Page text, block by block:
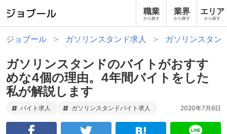
職業
から探す
業界
から探す
エリア
から探す
ジョブール ガソリンスタンド求人 ガソリンスタン
ガソリンスタンドのバイトがおすす
めな4個の理由。4年間バイトをした
私が解説します
バイト求人 ガソリンスタンドバイト求人 2020年7月6日